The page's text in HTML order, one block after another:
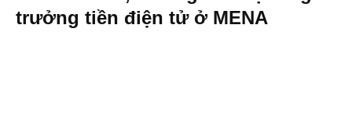
trưởng tiền điện tử ở MENA